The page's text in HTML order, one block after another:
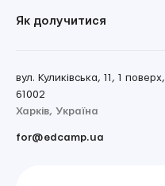
Як долучитися
вул. Куликівська, 11, 1 поверх,
61002
Харків, Україна
for@edcamp.ua